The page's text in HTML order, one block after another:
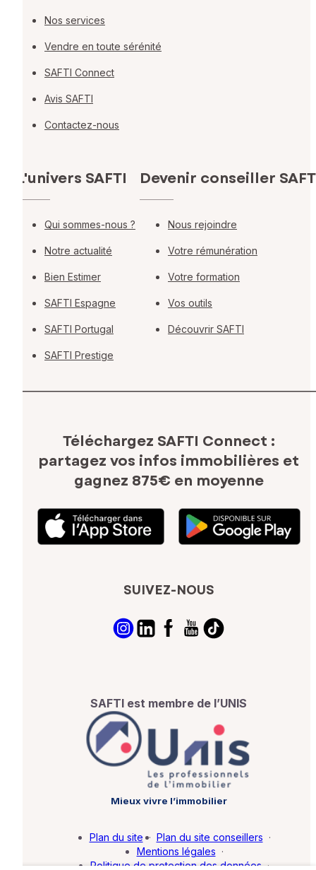
Nos services
Vendre en toute sérénité
SAFTI Connect
Avis SAFTI
Contactez-nous
L'univers SAFTI
Qui sommes-nous ?
Notre actualité
Bien Estimer
SAFTI Espagne
SAFTI Portugal
SAFTI Prestige
Devenir conseiller
Nous rejoindre
Votre rémunération
Votre formation
Vos outils
Découvrir SAFTI
Téléchargez SAFTI Connect :
partagez vos infos immobilières et
gagnez 875€ en moyenne
SUIVEZ-NOUS
SAFTI est membre de l’UNIS
Mieux vivre l’immobilier
Plan du site · Plan du site conseillers ·
Mentions légales ·
Politique de protection des données ·